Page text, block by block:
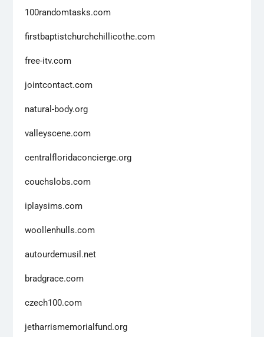
100randomtasks.com
firstbaptistchurchchillicothe.com
free-itv.com
jointcontact.com
natural-body.org
valleyscene.com
centralfloridaconcierge.org
couchslobs.com
iplaysims.com
woollenhulls.com
autourdemusil.net
bradgrace.com
czech100.com
jetharrismemorialfund.org